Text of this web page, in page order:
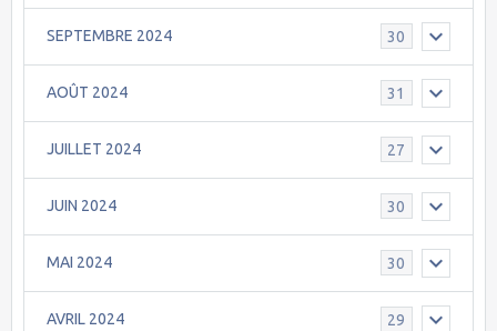
SEPTEMBRE 2024 30
AOÛT 2024 31
JUILLET 2024 27
JUIN 2024 30
MAI 2024 30
AVRIL 2024 29